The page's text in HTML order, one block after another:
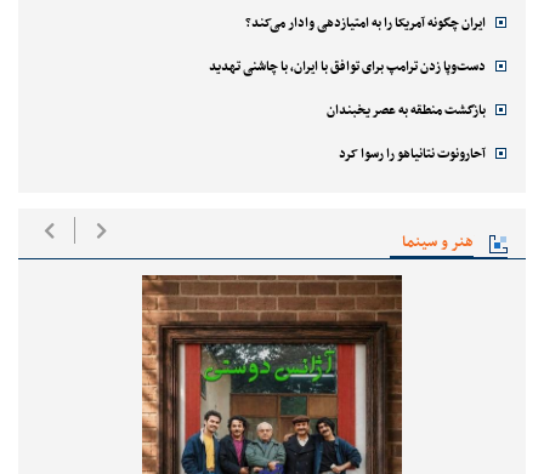
ایران چگونه آمریکا را به امتیازدهی وادار می‌کند؟
دست‌وپا زدن ترامپ برای توافق با ایران، با چاشنی تهدید
بازگشت منطقه به عصر یخبندان
آحارونوت نتانیاهو را رسوا کرد
هنر و سینما